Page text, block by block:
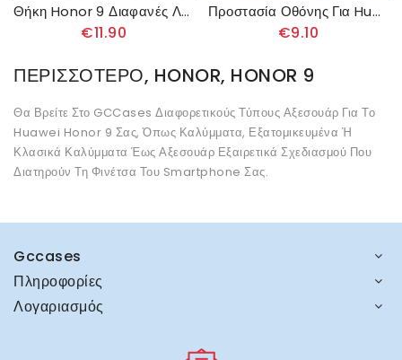
Θήκη Honor 9 Διαφανές Λεπτό
€11.90
Προστασία Οθόνης Για Huawei Honor 9
€9.10
ΠΕΡΙΣΣΌΤΕΡΟ, HONOR, HONOR 9
Θα Βρείτε Στο GCCases Διαφορετικούς Τύπους Αξεσουάρ Για Το
Huawei Honor 9 Σας, Όπως Καλύμματα, Εξατομικευμένα Ή
Κλασικά Καλύμματα Έως Αξεσουάρ Εξαιρετικά Σχεδιασμού Που
Διατηρούν Τη Φινέτσα Του Smartphone Σας.
Gccases
Πληροφορίες
Λογαριασμός